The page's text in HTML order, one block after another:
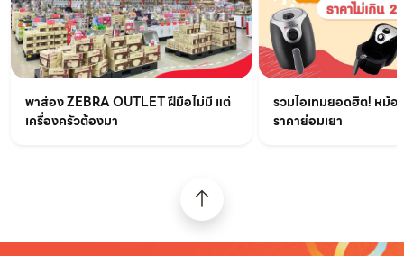
พาส่อง ZEBRA OUTLET ฝีมือไม่มี แต่
เครื่องครัวต้องมา
รวมไอเทมยอดฮิต! หม้อ
ราคาย่อมเยา